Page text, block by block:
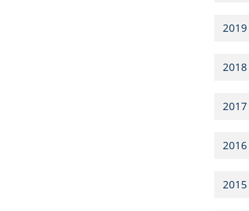
2019
2018
2017
2016
2015